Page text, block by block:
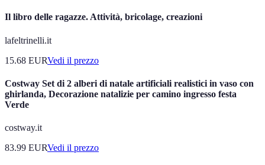
Il libro delle ragazze. Attività, bricolage, creazioni
lafeltrinelli.it
15.68 EURVedi il prezzo
Costway Set di 2 alberi di natale artificiali realistici in vaso con
ghirlanda, Decorazione natalizie per camino ingresso festa
Verde
costway.it
83.99 EURVedi il prezzo